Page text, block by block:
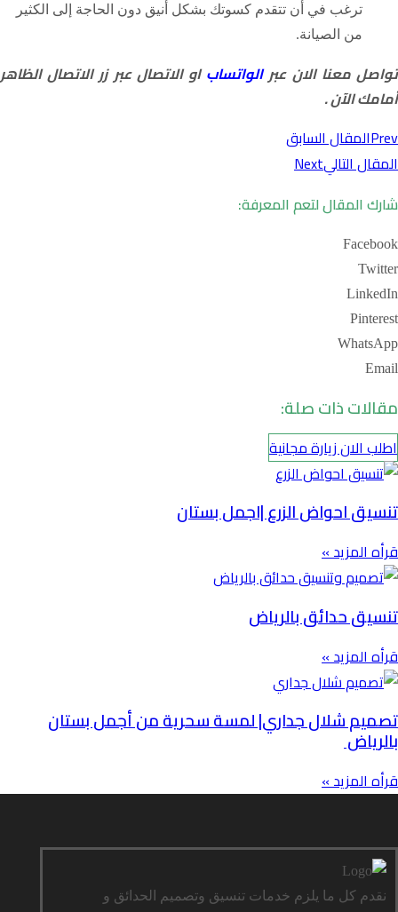
ترغب في أن تتقدم كسوتك بشكل أنيق دون الحاجة إلى الكثير
من الصيانة.
تواصل معنا الان عبرالواتساباو الاتصال عبر زر الاتصال الظاهر
أمامك الآن .
Prevالمقال السابق
المقال التاليNext
شارك المقال لتعم المعرفة:
Facebook
Twitter
LinkedIn
Pinterest
WhatsApp
Email
مقالات ذات صلة:
اطلب الان زيارة مجانية
تنسيق احواض الزرع |اجمل بستان
قرأه المزيد »
تنسيق حدائق بالرياض
قرأه المزيد »
تصميم شلال جداري| لمسة سحرية من أجمل بستان
بالرياض
قرأه المزيد »
نقدم كل ما يلزم خدمات تنسيق وتصميم الحدائق و